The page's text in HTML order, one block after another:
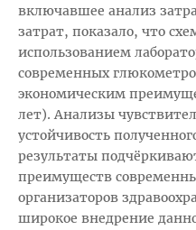
включавшее анализ
затрат, показало, что
использованием
современных
экономическим
лет). Анализы
устойчивость
результаты
преимуществ
организаторов
широкое внедрение